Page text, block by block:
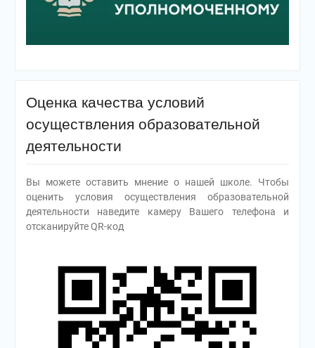
Оценка качества условий
осуществления образовательной
деятельности
Вы можете оставить мнение о нашей школе. Чтобы
оценить условия осуществления образовательной
деятельности наведите камеру Вашего телефона и
отсканируйте QR-код